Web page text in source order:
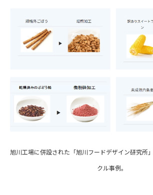
旭川工場に併設された「旭川フードデザイン研究所
クル事例。